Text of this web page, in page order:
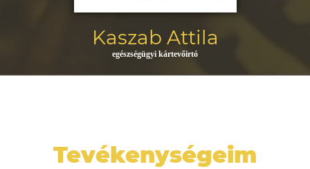
Kaszab Attila
egészségügyi kártevőirtó
Tevékenységeim